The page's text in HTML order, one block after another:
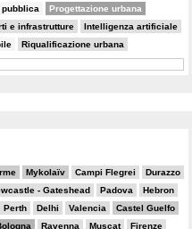
Progettazione urbana
e infrastrutture Intelligenza artificiale
Riqualificazione urbana
Mykolaïv Campi Flegrei Durazzo
- Gateshead Padova Hebron
Perth Delhi Valencia Castel Guelfo
Ravenna Muscat Firenze